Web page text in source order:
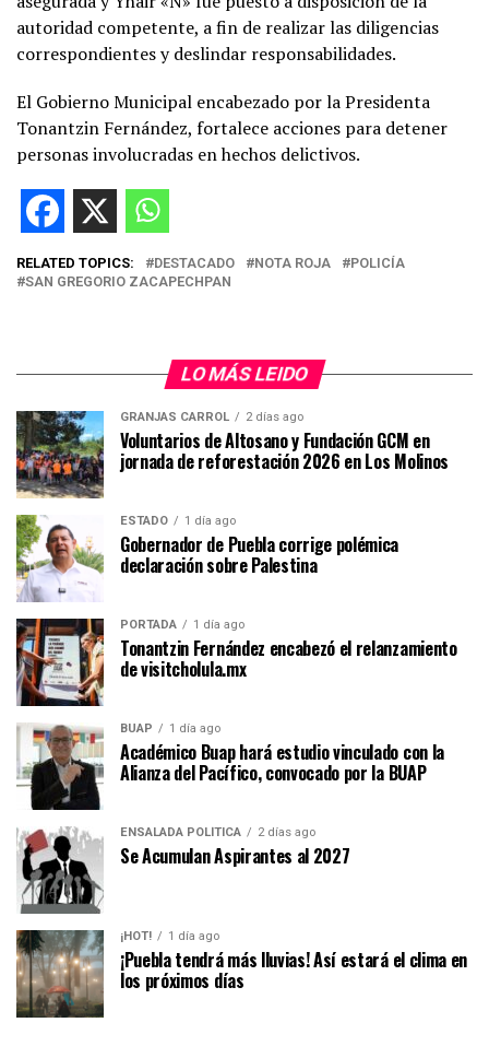
autoridad competente, a fin de realizar las diligencias
correspondientes y deslindar responsabilidades.
El Gobierno Municipal encabezado por la Presidenta
Tonantzin Fernández, fortalece acciones para detener
personas involucradas en hechos delictivos.
RELATED TOPICS: DESTACADO NOTA ROJA
POLICÍA
SAN GREGORIO ZACAPECHPAN
LO MÁS LEIDO
GRANJAS CARROL 2 días ago
Voluntarios de Altosano y Fundación GCM en
jornada de reforestación 2026 en Los Molinos
ESTADO 1 día ago
Gobernador de Puebla corrige polémica
declaración sobre Palestina
PORTADA 1 día ago
Tonantzin Fernández encabezó el relanzamiento
de visitcholula.mx
BUAP 1 día ago
Académico Buap hará estudio vinculado con la
Alianza del Pacífico, convocado por la BUAP
ENSALADA POLÍTICA 2 días ago
Se Acumulan Aspirantes al 2027
¡HOT! 1 día ago
¡Puebla tendrá más lluvias! Así estará el clima en
los próximos días